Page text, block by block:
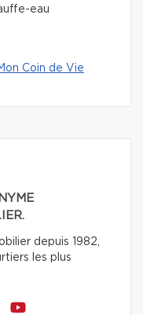
eau
Coin de Vie
depuis 1982,
les plus